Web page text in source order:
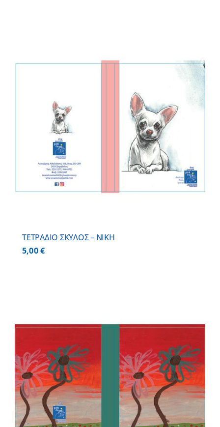
ΤΕΤΡΑΔΙΟ ΣΚΥΛΟΣ – ΝΙΚΗ
5,00€